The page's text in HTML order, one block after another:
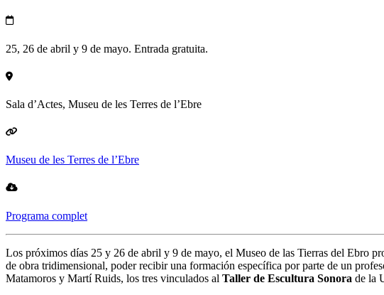
25, 26 de abril y 9 de mayo. Entrada gratuita.
Sala d’Actes, Museu de les Terres de l’Ebre
Museu de les Terres de l’Ebre
Programa complet
Los próximos días 25 y 26 de abril y 9 de mayo, el Museo de las Tierras del Ebro
de obra tridimensional, poder recibir una formación específica por parte de un
Matamoros y Martí Ruids, los tres vinculados al Taller de Escultura Sonora de la